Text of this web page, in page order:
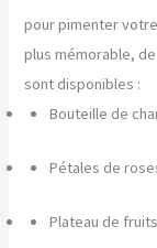
pour pimenter
plus mémorable,
sont disponibles :
Bouteille de
Pétales de
Plateau de